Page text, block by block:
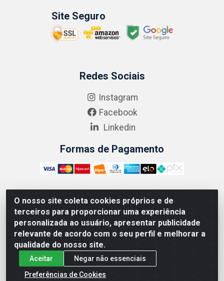
O nosso site coleta cookies próprios e de
terceiros para proporcionar uma experiência
personalizada ao usuário, apresentar publicidade
relevante de acordo com o seu perfil e melhorar a
qualidade do nosso site.
Aceitar
Negar não essenciais
Preferências de Cookies
Site Seguro
Redes Sociais
Instagram
Facebook
Linkedin
Formas de Pagamento
ABRASEG COMÉRCIO ATACADISTA LTDA - CNPJ:
10.894.768/0001-00 - Avenida Lobo Júnior, 1045 -
Penha Circular - Rio de Janeiro - RJ - CEP 21020-124